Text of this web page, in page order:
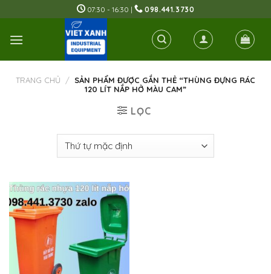
to
content
07:30 - 16:30 | 098.441.3730
TRANG CHỦ / SẢN PHẨM ĐƯỢC GẮN THẺ “THÙNG ĐỰNG RÁC
120 LÍT NẮP HỞ MÀU CAM”
LỌC